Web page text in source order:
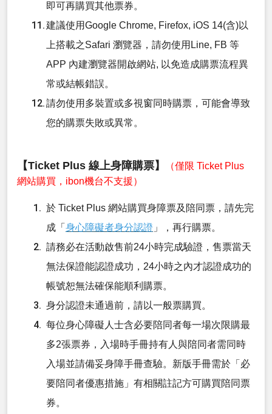
即可再購買其他票券。
建議使用Google Chrome, Firefox, iOS 14(含)以
上搭載之Safari 瀏覽器，請勿使用Line, FB 等
APP 內建瀏覽器開啟網站, 以免造成購票流程異
常或結帳錯誤。
請勿使用多裝置或多視窗同時購票，可能會導致
您的購票失敗或異常。
【Ticket Plus 線上身障購票】
（僅限 Ticket Plus
網站購買，ibon機台不支援）
於 Ticket Plus 網站購買身障票及陪同票，請先完
成「 身心障礙者身分認證 」，再行購票。
請務必在活動啟售前24小時完成驗證，售票當天
無法保證能認證成功，24小時之內才認證成功的
帳號恕無法確保能順利購票。
身分認證未通過前，請以一般票購買。
每位身心障礙人士含必要陪同者每一場次限購最
多2張票券，入場時手冊持有人與陪同者需同時
入場並請備妥身障手冊查驗。新版手冊需於「必
要陪同者優惠措施」有相關註記方可購買陪同票
券。